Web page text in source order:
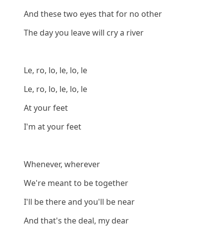
And these two eyes that for no other
The day you leave will cry a river
Le, ro, lo, le, lo, le
Le, ro, lo, le, lo, le
At your feet
I'm at your feet
Whenever, wherever
We're meant to be together
I'll be there and you'll be near
And that's the deal, my dear